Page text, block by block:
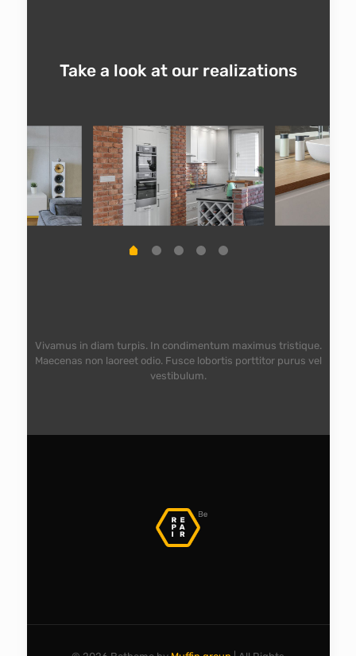
Take a look at our realizations
Vivamus in diam turpis. In condimentum maximus tristique.
Maecenas non laoreet odio. Fusce lobortis porttitor purus vel
vestibulum.